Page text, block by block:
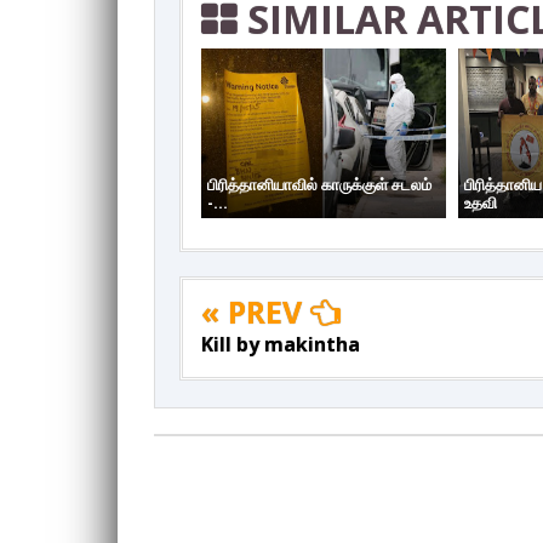
SIMILAR
பிரித்தானியாவில் காருக்குள் சடலம்
-...
உதவி
« PREV
Kill by makintha